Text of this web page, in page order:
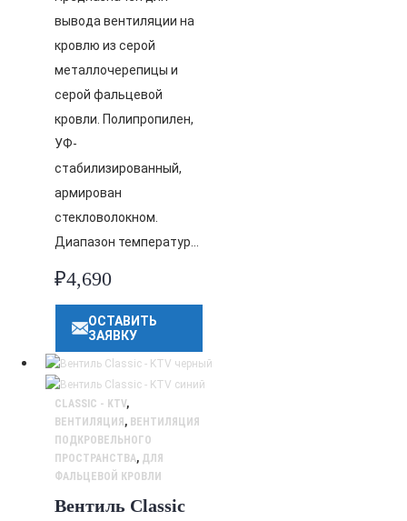
вывода вентиляции на
кровлю из серой
металлочерепицы и
серой фальцевой
кровли. Полипропилен,
УФ-
стабилизированный,
армирован
стекловолокном.
Диапазон температур…
₽4,690
ОСТАВИТЬ
ЗАЯВКУ
CLASSIC - KTV,
ВЕНТИЛЯЦИЯ , ВЕНТИЛЯЦИЯ
ПОДКРОВЕЛЬНОГО
ПРОСТРАНСТВА, ДЛЯ
ФАЛЬЦЕВОЙ КРОВЛИ
Вентиль Classic